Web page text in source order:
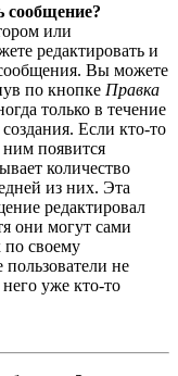
сообщение?
или
редактировать и
Вы можете
по кнопке Правка
только в течение
Если кто-то
появится
количество
из них. Эта
редактировал
они могут сами
по своему
не
уже кто-то